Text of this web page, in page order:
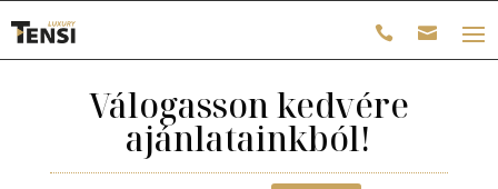
Válogasson kedvére
ajánlatainkból!